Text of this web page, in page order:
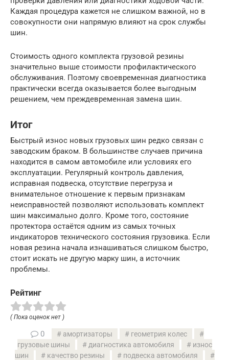
Каждая процедура кажется не слишком важной, но в
совокупности они напрямую влияют на срок службы
шин.
Стоимость одного комплекта грузовой резины
значительно выше стоимости профилактического
обслуживания. Поэтому своевременная диагностика
практически всегда оказывается более выгодным
решением, чем преждевременная замена шин.
Итог
Быстрый износ новых грузовых шин редко связан с
заводским браком. В большинстве случаев причина
находится в самом автомобиле или условиях его
эксплуатации. Регулярный контроль давления,
исправная подвеска, отсутствие перегруза и
внимательное отношение к первым признакам
неисправностей позволяют использовать комплект
шин максимально долго. Кроме того, состояние
протектора остаётся одним из самых точных
индикаторов технического состояния грузовика. Если
новая резина начала изнашиваться слишком быстро,
стоит искать не другую марку шин, а источник
проблемы.
Рейтинг
( Пока оценок нет )
0 амортизаторы
геометрия колес
грузовые шины
диагностика автомобиля
износ
шин
качество резины
подвеска автомобиля